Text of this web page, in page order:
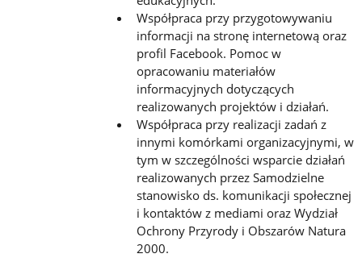
Współpraca przy przygotowywaniu
informacji na stronę internetową oraz
profil Facebook. Pomoc w
opracowaniu materiałów
informacyjnych dotyczących
realizowanych projektów i działań.
Współpraca przy realizacji zadań z
innymi komórkami organizacyjnymi, w
tym w szczególności wsparcie działań
realizowanych przez Samodzielne
stanowisko ds. komunikacji społecznej
i kontaktów z mediami oraz Wydział
Ochrony Przyrody i Obszarów Natura
2000.